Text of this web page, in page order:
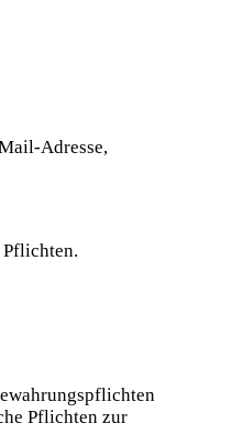
Adresse,
Pflichten zur